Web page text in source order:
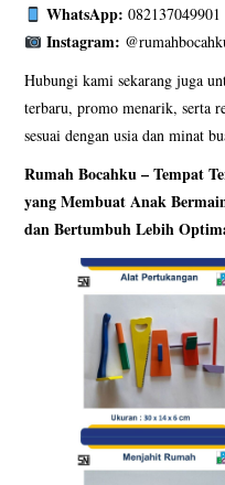
WhatsApp: 082137049901
Instagram:
Hubungi kami sekarang juga
terbaru, promo menarik, serta
sesuai dengan usia dan minat
Rumah Bocahku – Tempat
yang Membuat Anak
dan Bertumbuh Lebih